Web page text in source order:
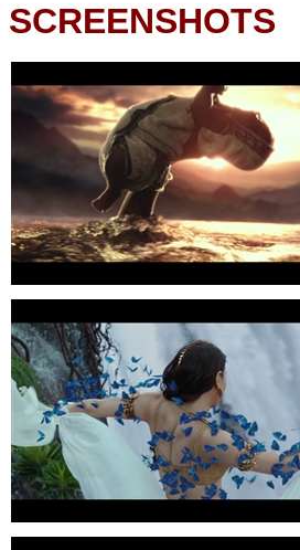
SCREENSHOTS